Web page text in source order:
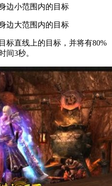
小范围内的目标
大范围内的目标
直线上的目标，并将有80%
间3秒。